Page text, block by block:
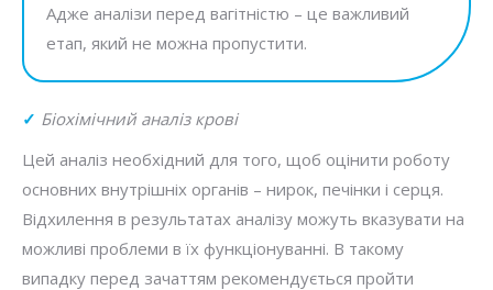
Адже аналізи перед вагітністю – це важливий
етап, який не можна пропустити.
✓ Біохімічний аналіз крові
Цей аналіз необхідний для того, щоб оцінити роботу
основних внутрішніх органів – нирок, печінки і серця.
Відхилення в результатах аналізу можуть вказувати на
можливі проблеми в їх функціонуванні. В такому
випадку перед зачаттям рекомендується пройти